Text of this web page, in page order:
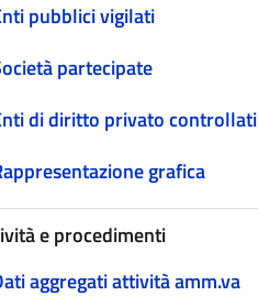
pubblici vigilati
partecipate
di diritto privato controllati
grafica
e procedimenti
aggregati attività amm.va